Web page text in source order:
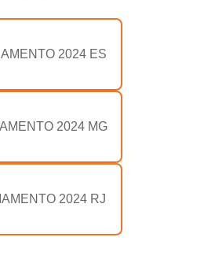
2024 ES
2024 MG
2024 RJ